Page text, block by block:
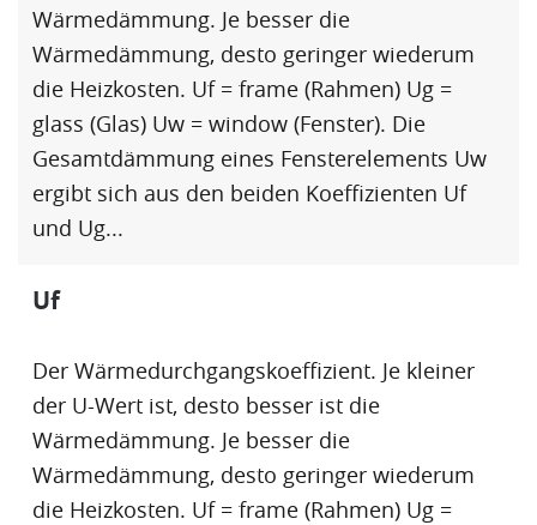
Wärmedämmung. Je besser die
Wärmedämmung, desto geringer wiederum
die Heizkosten. Uf= frame (Rahmen) Ug =
glass (Glas) Uw = window (Fenster). Die
Gesamtdämmung eines Fensterelements Uw
ergibt sich aus den beiden Koeffizienten Uf
und Ug...
Uf
Der Wärmedurchgangskoeffizient. Je kleiner
der U-Wert ist, desto besser ist die
Wärmedämmung. Je besser die
Wärmedämmung, desto geringer wiederum
die Heizkosten. Uf= frame (Rahmen) Ug =